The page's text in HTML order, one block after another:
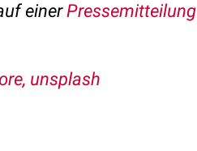
einerPressemitteilung
unsplash